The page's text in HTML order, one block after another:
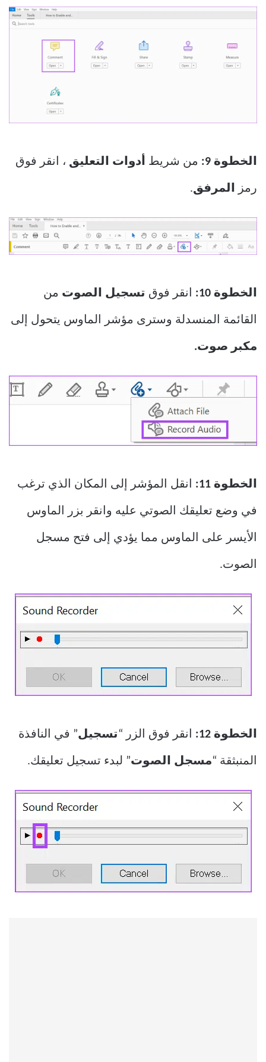
الخطوة 9: من شريط أدوات التعليق ، انقر فوق
رمز المرفق.
الخطوة 10: انقر فوق تسجيل الصوت من
القائمة المنسدلة وسترى مؤشر الماوس يتحول إلى
مكبر صوت.
الخطوة 11: انقل المؤشر إلى المكان الذي ترغب
في وضع تعليقك الصوتي عليه وانقر بزر الماوس
الأيسر على الماوس مما يؤدي إلى فتح مسجل
الصوت.
الخطوة 12: انقر فوق الزر “ تسجيل” في النافذة
المنبثقة “مسجل الصوت” لبدء تسجيل تعليقك.